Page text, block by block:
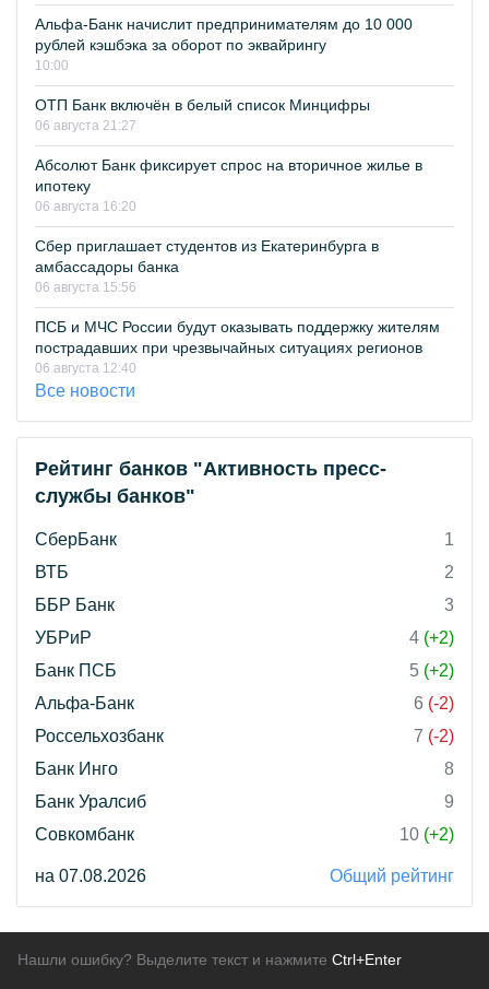
Альфа-Банк начислит предпринимателям до 10 000
рублей кэшбэка за оборот по эквайрингу
10:00
ОТП Банк включён в белый список Минцифры
06 августа 21:27
Абсолют Банк фиксирует спрос на вторичное жилье в
ипотеку
06 августа 16:20
Сбер приглашает студентов из Екатеринбурга в
амбассадоры банка
06 августа 15:56
ПСБ и МЧС России будут оказывать поддержку жителям
пострадавших при чрезвычайных ситуациях регионов
06 августа 12:40
Все новости
Рейтинг банков "Активность пресс-
службы банков"
СберБанк
1
ВТБ
2
ББР Банк
3
УБРиР
4 (+2)
Банк ПСБ
5 (+2)
Альфа-Банк
6 (-2)
Россельхозбанк
7 (-2)
Банк Инго
8
Банк Уралсиб
9
Совкомбанк
10 (+2)
на 07.08.2026 Общий рейтинг
Нашли ошибку? Выделите текст и нажмите Ctrl+Enter